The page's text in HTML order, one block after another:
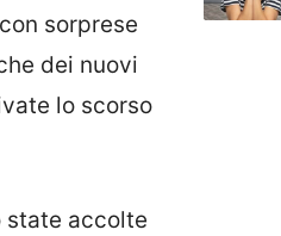
con sorprese
dei nuovi
lo scorso
state accolte